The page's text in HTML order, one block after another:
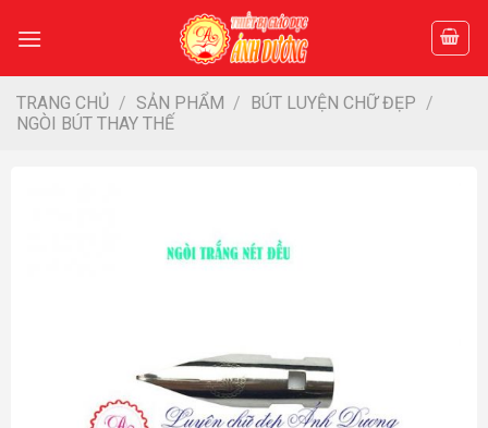
TRANG CHỦ / SẢN PHẨM / BÚT LUYỆN CHỮ ĐẸP /
NGÒI BÚT THAY THẾ